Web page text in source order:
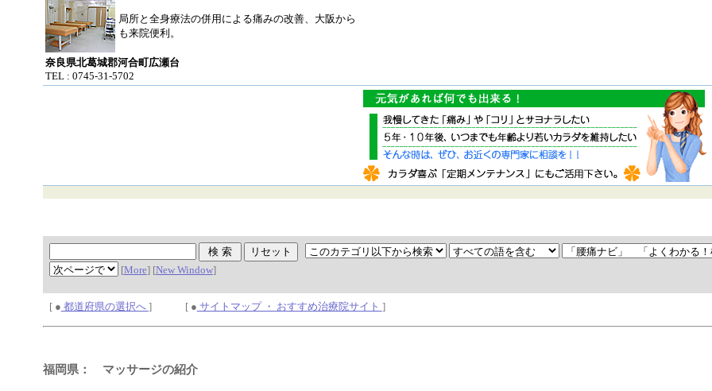
局所と全身療法の併用による痛みの改善、大阪から
も来院便利。
奈良県北葛城郡河合町広瀬台
TEL : 0745-31-5702
[More] [New Window]
[ ● 都道府県の選択へ ] [ ● サイトマップ ・ おすすめ治療院サイト ]
福岡県： マッサージの紹介